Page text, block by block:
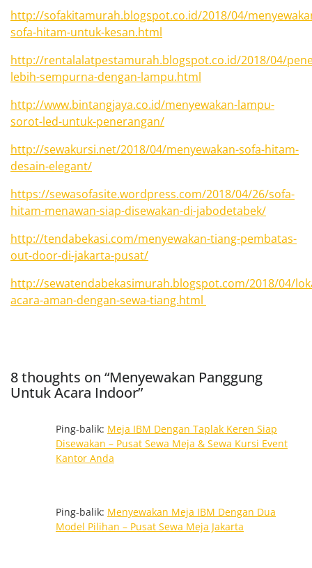
http://sofakitamurah.blogspot.co.id/2018/04/
sofa-hitam-untuk-kesan.html
http://rentalalatpestamurah.blogspot.co.id/2018/04/
lebih-sempurna-dengan-lampu.html
http://www.bintangjaya.co.id/menyewakan-lampu-
sorot-led-untuk-penerangan/
http://sewakursi.net/2018/04/menyewakan-sofa-hitam-
desain-elegant/
https://sewasofasite.wordpress.com/2018/04/26/sofa-
hitam-menawan-siap-disewakan-di-jabodetabek/
http://tendabekasi.com/menyewakan-tiang-pembatas-
out-door-di-jakarta-pusat/
http://sewatendabekasimurah.blogspot.com/2018/04/
acara-aman-dengan-sewa-tiang.html
8 thoughts on “Menyewakan Panggung
Untuk Acara Indoor”
Ping-balik: Meja IBM Dengan Taplak Keren Siap
Disewakan – Pusat Sewa Meja & Sewa Kursi Event
Kantor Anda
Ping-balik: Menyewakan Meja IBM Dengan Dua
Model Pilihan – Pusat Sewa Meja Jakarta